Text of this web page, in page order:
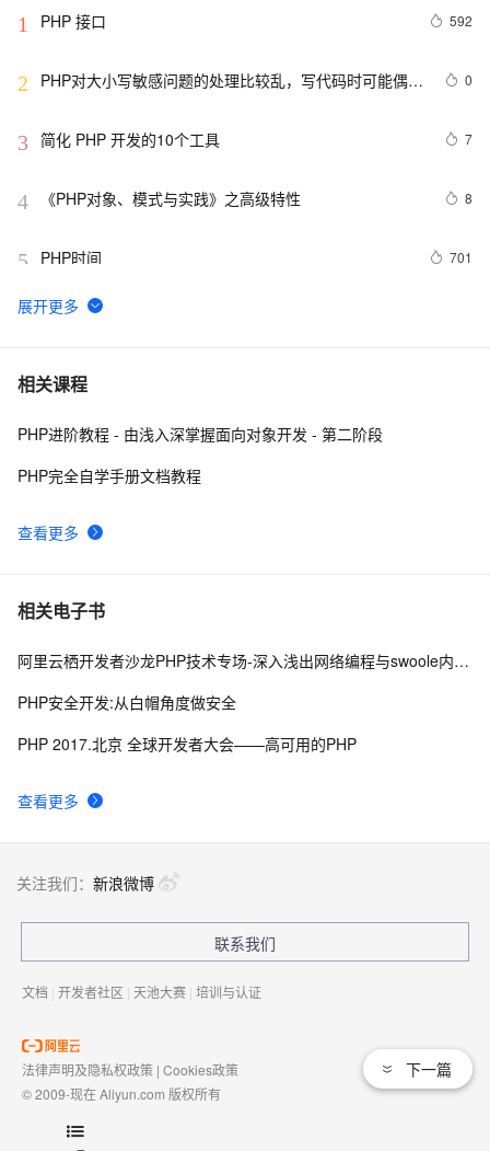
1 PHP 接口 592
2
PHP对大小写敏感问题的处理比较乱，写代码时可能偶尔
0
3 简化 PHP 开发的10个工具 7
4 《PHP对象、模式与实践》之高级特性 8
5 PHP时间 701
6
**PHP删除数组中特定元素的两种方法array_splice()和
7 PHP设计模式：单例模式
8 php 的函数参数值类型限定
相关课程
查看更多
PHP进阶教程 - 由浅入深掌握面向对象开发 - 第二阶段
PHP完全自学手册文档教程
相关电子书
查看更多
阿里云栖开发者沙龙PHP技术专场-深入浅出网络编程与swoole内核-吴镇宇
PHP安全开发:从白帽角度做安全
PHP 2017.北京 全球开发者大会——高可用的PHP
下一篇
关注我们： 新浪微博
联系我们
文档 | 开发者社区 | 天池大赛 | 培训与认证
法律声明及隐私权政策 | Cookies政策
© 2009-现在 Aliyun.com 版权所有
域名注册服务机构许可：